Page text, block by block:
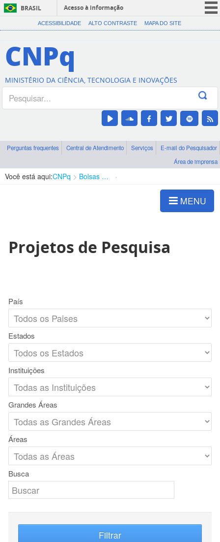
BRASIL
Acesso à informação
CORONAVÍRUS (COVID-19)
Canais
ACESSIBILIDADE ALTO CONTRASTE MAPA DO SITE
CNPq
MINISTÉRIO DA CIÊNCIA, TECNOLOGIA E INOVAÇÕES
Perguntas frequentes Central de Atendimento Serviços
E-mail do Pesquisador
Área de imprensa
Você está aqui:CNPq Bolsas e Auxílios Vigentes
MENU
Projetos de Pesquisa
País
Estados
Instituições
Grandes Áreas
Áreas
Busca
Filtrar